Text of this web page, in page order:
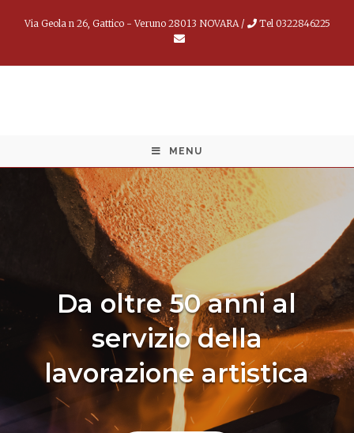
Via Geola n 26, Gattico - Veruno 28013 NOVARA / Tel 0322846225
MENU
Da oltre 50 anni al
servizio della
lavorazione artistica